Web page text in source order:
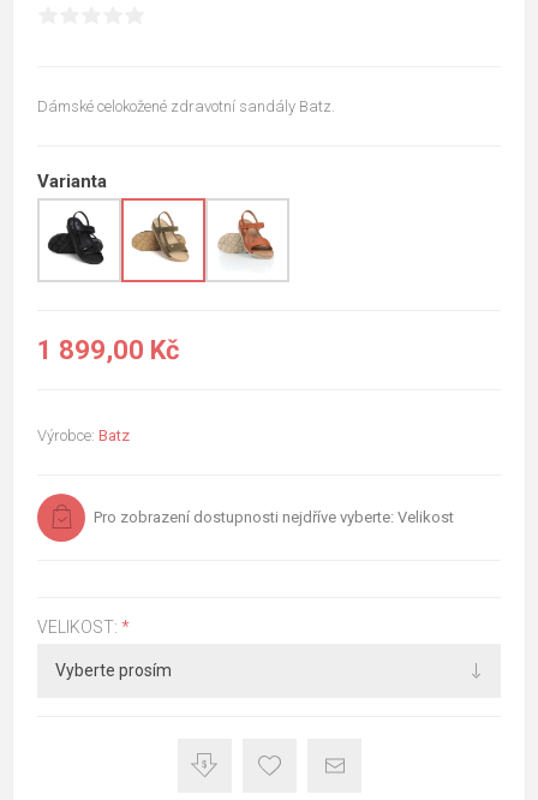
Dámské celokožené zdravotní sandály Batz.
Varianta
1 899,00 Kč
Výrobce: Batz
Pro zobrazení dostupnosti nejdříve vyberte: Velikost
VELIKOST: *